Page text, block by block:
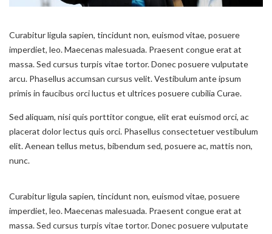
Curabitur ligula sapien, tincidunt non, euismod vitae, posuere
imperdiet, leo. Maecenas malesuada. Praesent congue erat at
massa. Sed cursus turpis vitae tortor. Donec posuere vulputate
arcu. Phasellus accumsan cursus velit. Vestibulum ante ipsum
primis in faucibus orci luctus et ultrices posuere cubilia Curae.
Sed aliquam, nisi quis porttitor congue, elit erat euismod orci, ac
placerat dolor lectus quis orci. Phasellus consectetuer vestibulum
elit. Aenean tellus metus, bibendum sed, posuere ac, mattis non,
nunc.
Curabitur ligula sapien, tincidunt non, euismod vitae, posuere
imperdiet, leo. Maecenas malesuada. Praesent congue erat at
massa. Sed cursus turpis vitae tortor. Donec posuere vulputate